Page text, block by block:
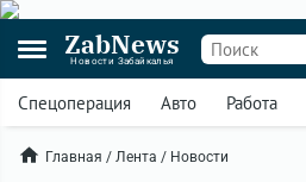
ZabNews
Новости Забайкалья
Спецоперация Авто Работа
Главная / Лента / Новости